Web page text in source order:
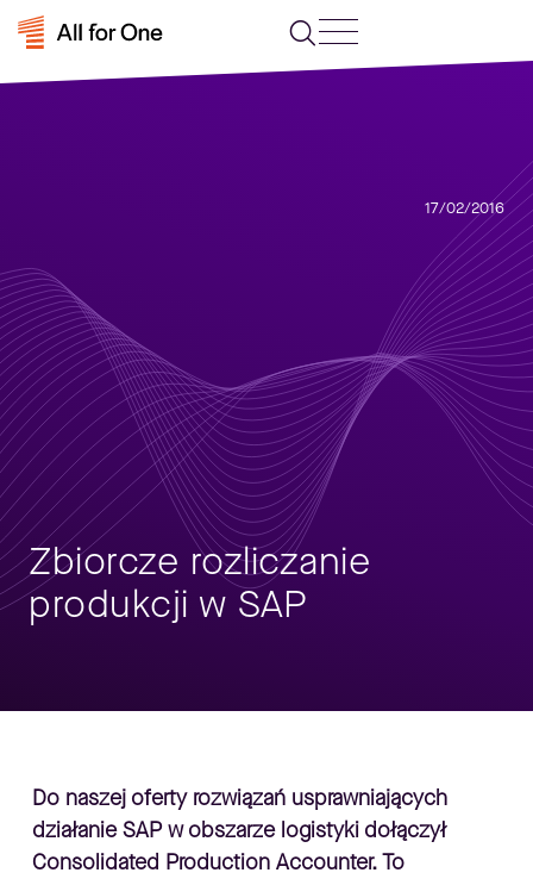
17/02/2016
Zbiorcze rozliczanie
produkcji w SAP
Do naszej oferty rozwiązań usprawniających
działanie SAP w obszarze logistyki dołączył
Consolidated Production Accounter. To